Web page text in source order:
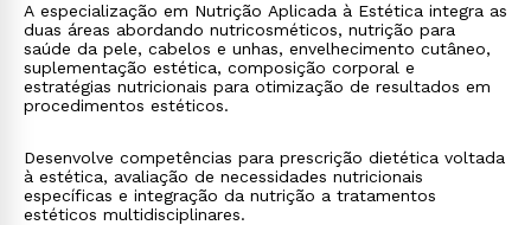
A especialização em Nutrição Aplicada à Estética integra as
duas áreas abordando nutricosméticos, nutrição para
saúde da pele, cabelos e unhas, envelhecimento cutâneo,
suplementação estética, composição corporal e
estratégias nutricionais para otimização de resultados em
procedimentos estéticos.
Desenvolve competências para prescrição dietética voltada
à estética, avaliação de necessidades nutricionais
específicas e integração da nutrição a tratamentos
estéticos multidisciplinares.